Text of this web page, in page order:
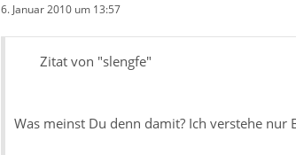
6. Januar 2010 um 13:57
Zitat von "slengfe"
Was meinst Du denn damit? Ich verstehe nur